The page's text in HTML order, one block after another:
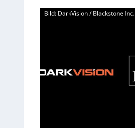
Bild: DarkVision / Blackstone Inc.